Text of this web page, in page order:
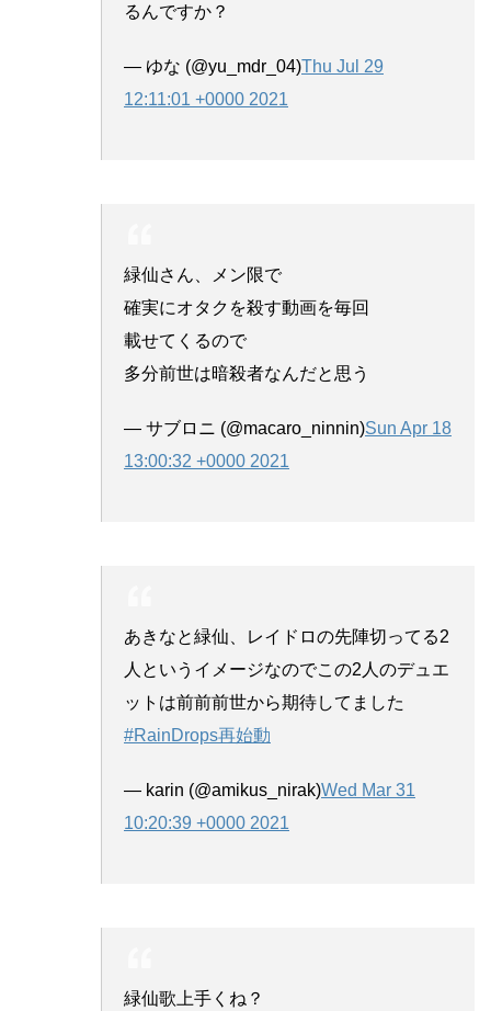
るんですか？
— ゆな (@yu_mdr_04)Thu Jul 29
12:11:01 +0000 2021
緑仙さん、メン限で
確実にオタクを殺す動画を毎回
載せてくるので
多分前世は暗殺者なんだと思う
— サブロニ (@macaro_ninnin)Sun Apr 18
13:00:32 +0000 2021
あきなと緑仙、レイドロの先陣切ってる2
人というイメージなのでこの2人のデュエ
ットは前前前世から期待してました
#RainDrops再始動
— karin (@amikus_nirak)Wed Mar 31
10:20:39 +0000 2021
緑仙歌上手くね？